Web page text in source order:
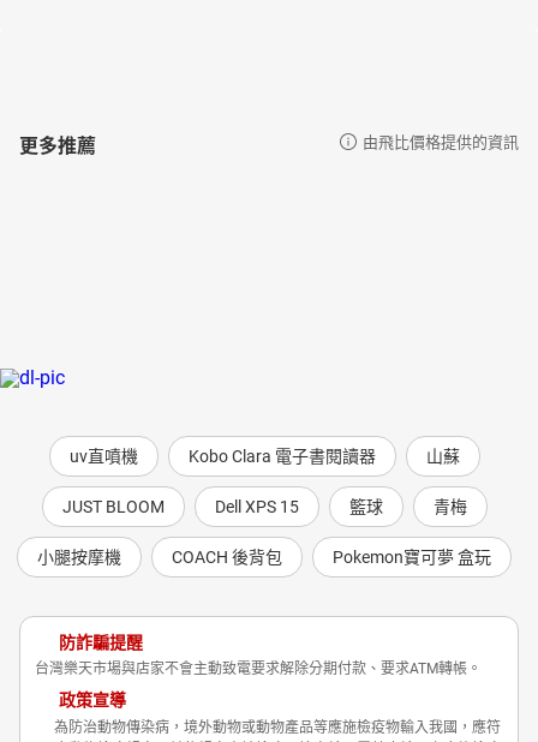
更多推薦 由飛比價格提供的資訊
uv直噴機 Kobo Clara 電子書閱讀器 山蘇
JUST BLOOM Dell XPS 15 籃球 青梅
小腿按摩機 COACH 後背包 Pokemon寶可夢 盒玩
防詐騙提醒
台灣樂天市場與店家不會主動致電要求解除分期付款、要求ATM轉帳。
政策宣導
為防治動物傳染病，境外動物或動物產品等應施檢疫物輸入我國，應符